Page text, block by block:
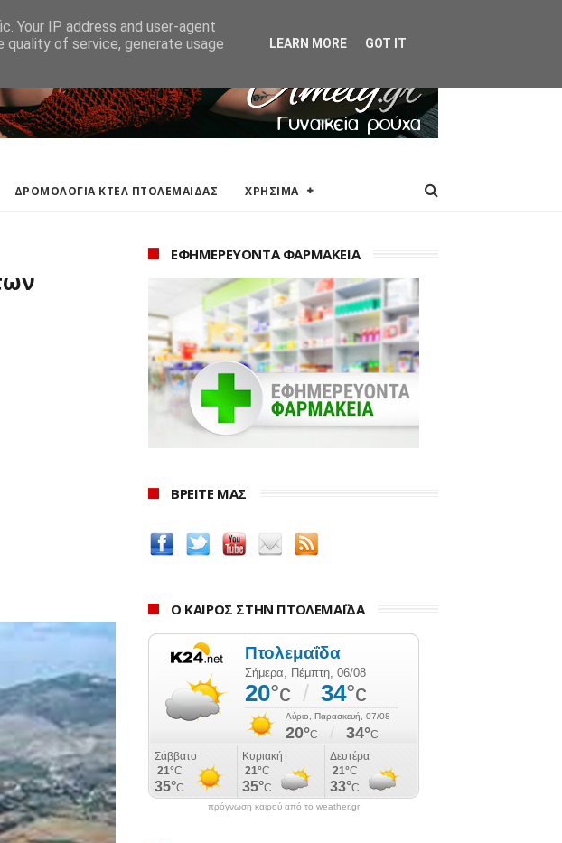
ΔΡΟΜΟΛΟΓΙΑ ΚΤΕΛ ΠΤΟΛΕΜΑΙΔΑΣ ΧΡΗΣΙΜΑ
ΕΦΗΜΕΡΕΥΟΝΤΑ ΦΑΡΜΑΚΕΙΑ
ΒΡΕΙΤΕ ΜΑΣ
Ο ΚΑΙΡΟΣ ΣΤΗΝ ΠΤΟΛΕΜΑΪΔΑ
πρόγνωση καιρού από το weather.gr
Your IP address and user-agent
quality of service, generate usage
LEARN MORE GOT IT